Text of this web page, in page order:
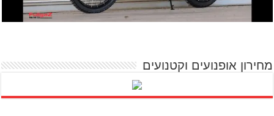
מחירון אופנועים וקטנועים